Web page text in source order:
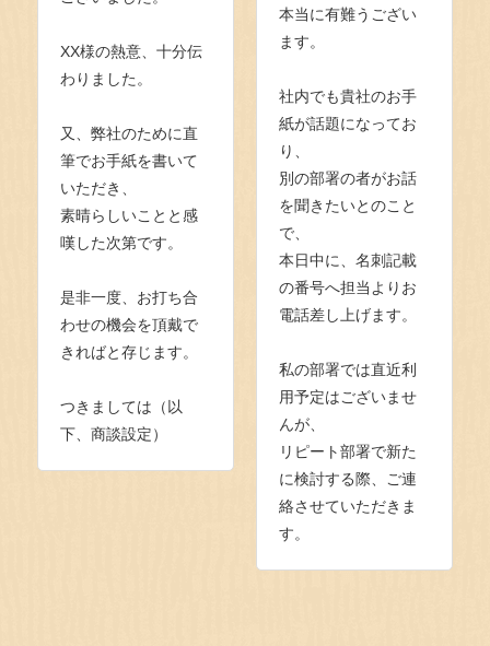
XX様の熱意、十分伝
わりました。
又、弊社のために直
筆でお手紙を書いて
いただき、
素晴らしいことと感
嘆した次第です。
是非一度、お打ち合
わせの機会を頂戴で
きればと存じます。
つきましては（以
下、商談設定）
本当に有難うござい
ます。
社内でも貴社のお手
紙が話題になってお
り、
別の部署の者がお話
を聞きたいとのこと
で、
本日中に、名刺記載
の番号へ担当よりお
電話差し上げます。
私の部署では直近利
用予定はございませ
んが、
リピート部署で新た
に検討する際、ご連
絡させていただきま
す。